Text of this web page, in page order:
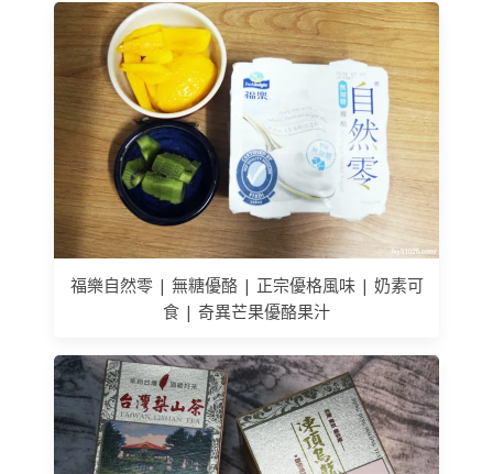
福樂自然零 | 無糖優酪 | 正宗優格風味 | 奶素可
食 | 奇異芒果優酪果汁